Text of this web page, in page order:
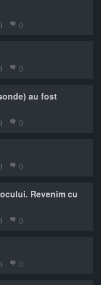
0
0
au fost
0
0
Revenim cu
0
0